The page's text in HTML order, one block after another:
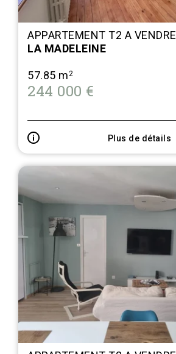
APPARTEMENT T2 A VENDRE
LA MADELEINE
57.85 m2
244 000 €
Plus de détails